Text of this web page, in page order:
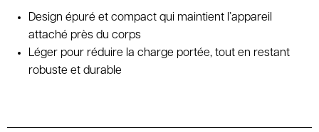
Design épuré et compact qui maintient l’appareil
attaché près du corps
Léger pour réduire la charge portée, tout en restant
robuste et durable